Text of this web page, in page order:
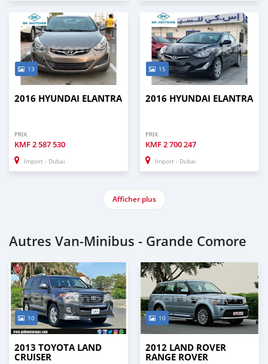
13
2016 HYUNDAI ELANTRA
PRIX
KMF2 587 530
Import - Dubai
15
2016 HYUNDAI ELANTRA
PRIX
KMF2 700 247
Import - Dubai
Afficher plus
Autres Van‒Minibus - Grande Comore
10
2013 TOYOTA LAND
CRUISER
10
2012 LAND ROVER
RANGE ROVER